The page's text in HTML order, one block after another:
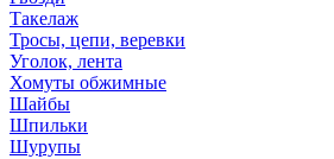
Такелаж
Тросы, цепи, веревки
Уголок, лента
Хомуты обжимные
Шайбы
Шпильки
Шурупы